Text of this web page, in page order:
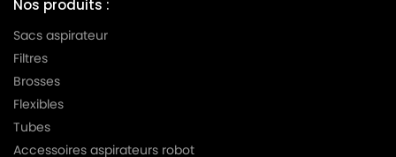
Nos produits :
Sacs aspirateur
Filtres
Brosses
Flexibles
Tubes
Accessoires aspirateurs robot